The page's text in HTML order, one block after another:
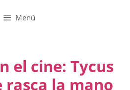
Menú
el cine: Tycus
rasca la mano